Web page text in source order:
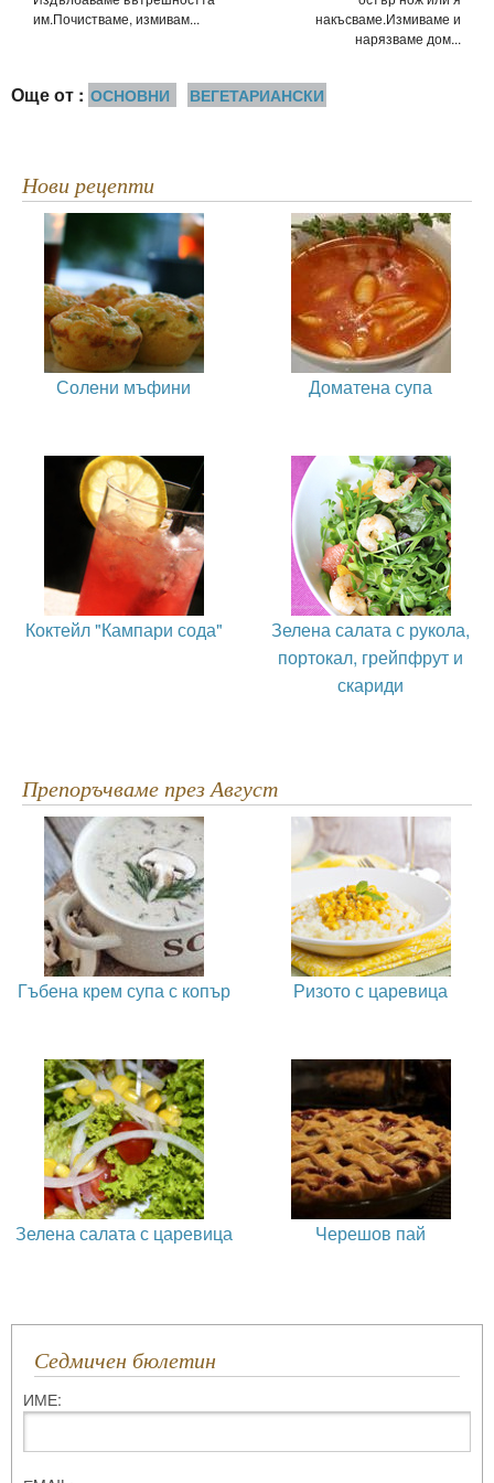
им.Почистваме, измивам...
накъсваме.Измиваме и
нарязваме дом...
Още от : ОСНОВНИ ВЕГЕТАРИАНСКИ
Нови рецепти
Солени мъфини Доматена супа
Коктейл "Кампари сода"
Зелена салата с рукола,
портокал, грейпфрут и
скариди
Препоръчваме през Август
Гъбена крем супа с копър Ризото с царевица
Зелена салата с царевица Черешов пай
Седмичен бюлетин
ИМЕ: